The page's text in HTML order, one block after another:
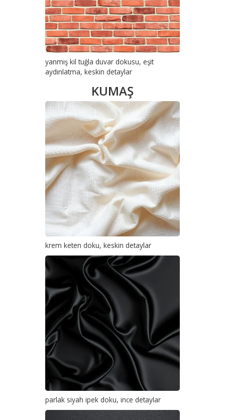
yanmış kil tuğla duvar dokusu, eşit
aydınlatma, keskin detaylar
KUMAŞ
krem keten doku, keskin detaylar
parlak siyah ipek doku, ince detaylar